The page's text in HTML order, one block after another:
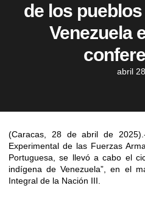
de los
Venezuela
abril
(Caracas, 28 de abril de
Experimental de las Fuerzas
Portuguesa, se llevó a cabo el
indígena de Venezuela”, en el
Integral de la Nación III.